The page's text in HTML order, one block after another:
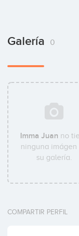
Galería 0
Imma Juan no
ninguna imágen
su galería.
COMPARTIR PERFIL